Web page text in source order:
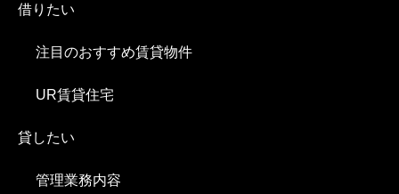
借りたい
注目のおすすめ賃貸物件
UR賃貸住宅
貸したい
管理業務内容